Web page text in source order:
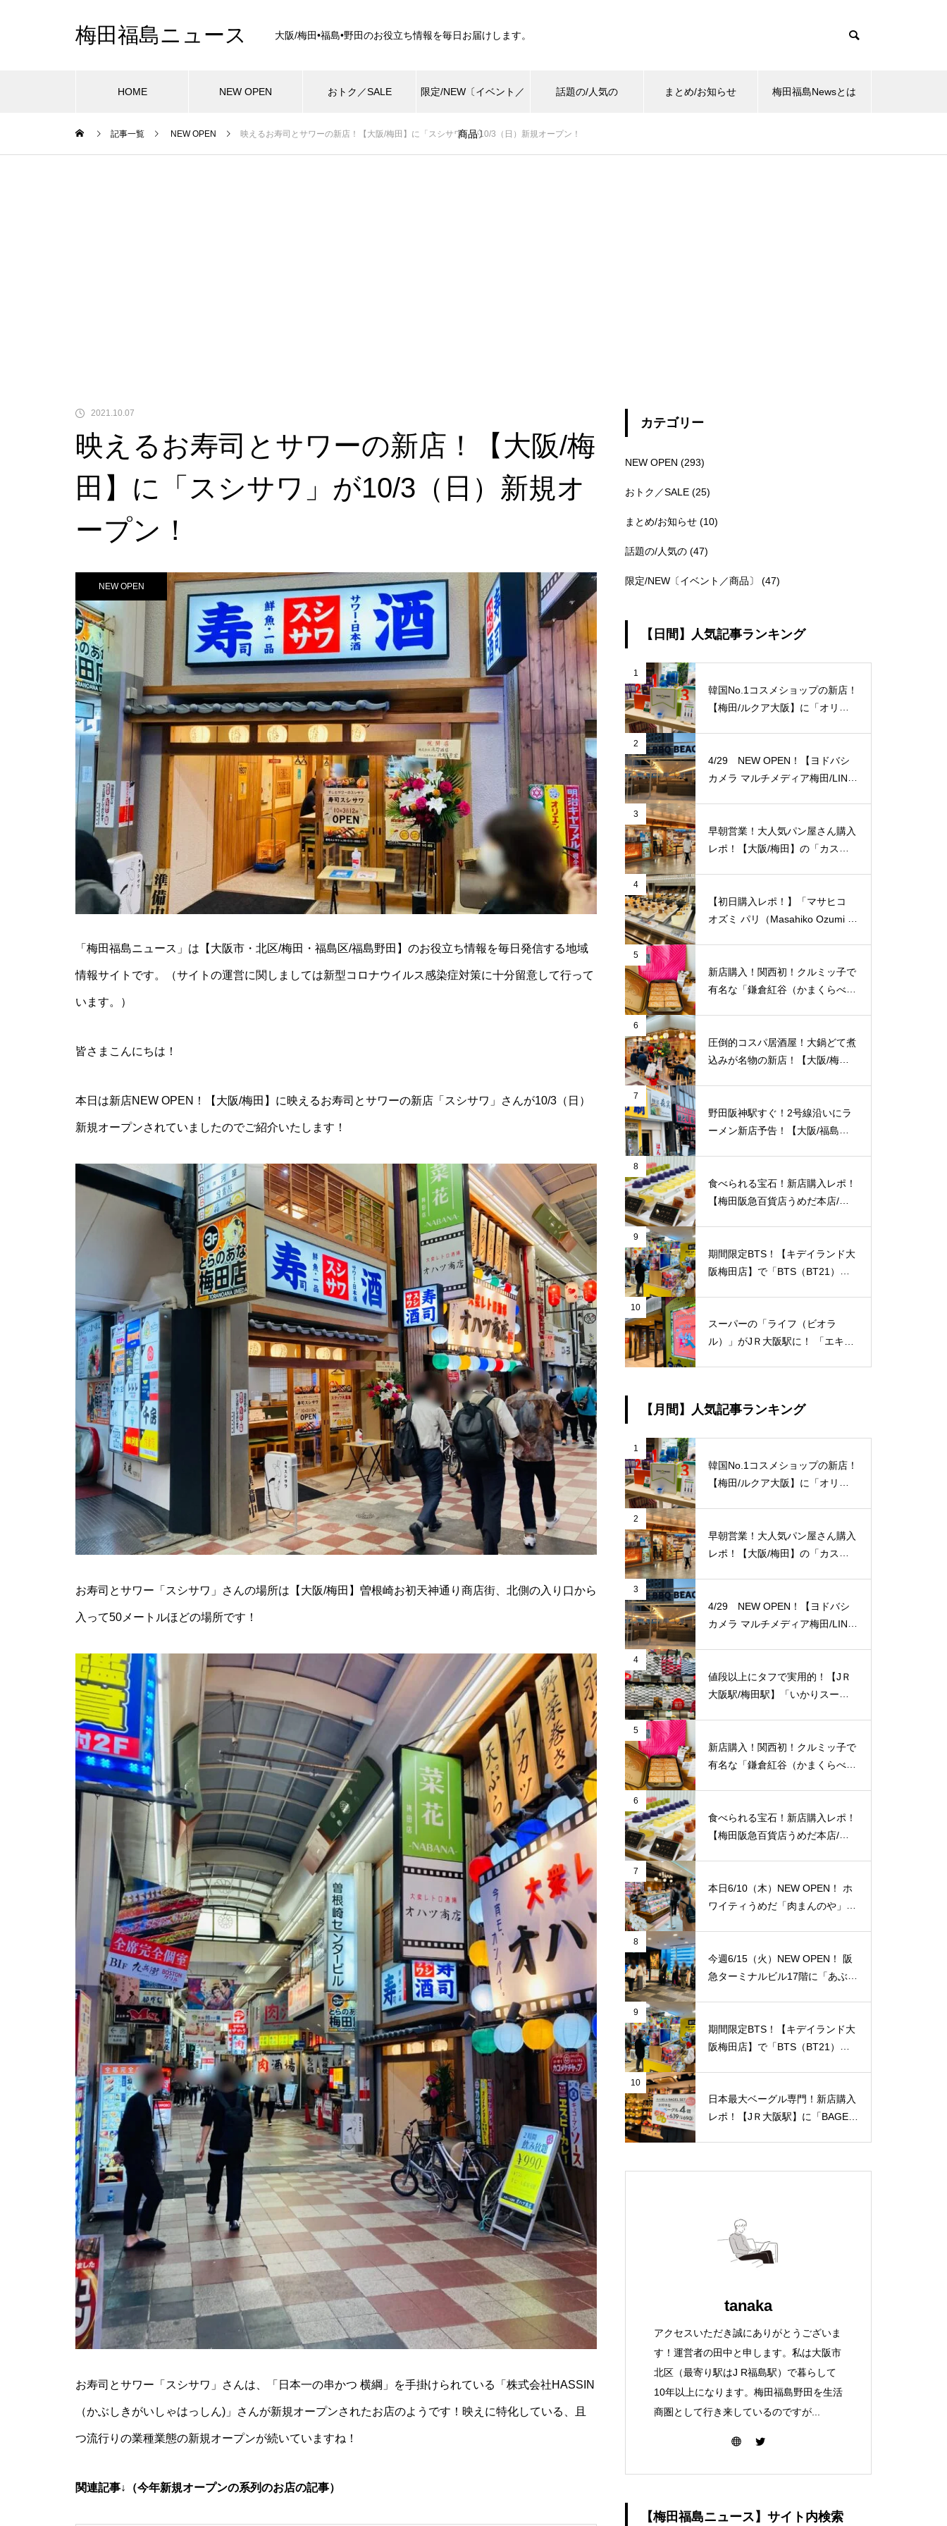
梅田福島ニュース 大阪/梅田•福島•野田のお役立ち情報を毎日お届けします。
HOME NEW OPEN おトク／SALE 限定/NEW〔イベント／
商品〕
話題の/人気の まとめ/お知らせ 梅田福島Newsとは
記事一覧 NEW OPEN 映えるお寿司とサワーの新店！【大阪/梅田】に「スシサワ」が10/3（日）新規オープン！
2021.10.07
映えるお寿司とサワーの新店！【大阪/梅
田】に「スシサワ」が10/3（日）新規オ
ープン！
NEW OPEN
「梅田福島ニュース」は【大阪市・北区/梅田・福島区/福島野田】のお役立ち情報を毎日発信する地域
情報サイトです。（サイトの運営に関しましては新型コロナウイルス感染症対策に十分留意して行って
います。）
皆さまこんにちは！
本日は新店NEW OPEN！【大阪/梅田】に映えるお寿司とサワーの新店「スシサワ」さんが10/3（日）
新規オープンされていましたのでご紹介いたします！
お寿司とサワー「スシサワ」さんの場所は【大阪/梅田】曽根崎お初天神通り商店街、北側の入り口から
入って50メートルほどの場所です！
お寿司とサワー「スシサワ」さんは、「日本一の串かつ 横綱」を手掛けられている「株式会社HASSIN
（かぶしきがいしゃはっしん)」さんが新規オープンされたお店のようです！映えに特化している、且
つ流行りの業種業態の新規オープンが続いていますね！
関連記事↓（今年新規オープンの系列のお店の記事）
カテゴリー
NEW OPEN (293)
おトク／SALE (25)
まとめ/お知らせ (10)
話題の/人気の (47)
限定/NEW〔イベント／商品〕 (47)
【日間】人気記事ランキング
1
韓国No.1コスメショップの新店！
【梅田/ルクア大阪】に「オリー
2
4/29 NEW OPEN！【ヨドバシ
カメラ マルチメディア梅田/LINK
キュービーチ）がオープン！【J
Ｒ大阪駅/梅田駅】
3
早朝営業！大人気パン屋さん購入
レポ！【大阪/梅田】の「カスカ
4
【初日購入レポ！】「マサヒコ
オズミ パリ（Masahiko Ozumi P
を徹底レポート！
5
新店購入！関西初！クルミッ子で
有名な「鎌倉紅谷（かまくらべに
ン！
6
圧倒的コスパ居酒屋！大鍋どて煮
込みが名物の新店！【大阪/梅田/
7
野田阪神駅すぐ！2号線沿いにラ
ーメン新店予告！【大阪/福島区/
8
食べられる宝石！新店購入レポ！
【梅田阪急百貨店うめだ本店/大
9
期間限定BTS！【キデイランド大
阪梅田店】で「BTS（BT21）」
10
スーパーの「ライフ（ビオラ
ル）」がJＲ大阪駅に！ 「エキマ
【月間】人気記事ランキング
1
韓国No.1コスメショップの新店！
【梅田/ルクア大阪】に「オリー
2
早朝営業！大人気パン屋さん購入
レポ！【大阪/梅田】の「カスカ
3
4/29 NEW OPEN！【ヨドバシ
カメラ マルチメディア梅田/LINK
キュービーチ）がオープン！【J
Ｒ大阪駅/梅田駅】
4
値段以上にタフで実用的！【JＲ
大阪駅/梅田駅】「いかりスーパ
はここだけ！
5
新店購入！関西初！クルミッ子で
有名な「鎌倉紅谷（かまくらべに
ン！
6
食べられる宝石！新店購入レポ！
【梅田阪急百貨店うめだ本店/大
7
本日6/10（木）NEW OPEN！ ホ
ワイティうめだ「肉まんのや」が
切り100g/75円！ 私が知る限り
地域最安値と思います！【JＲ大
8
今週6/15（火）NEW OPEN！ 阪
急ターミナルビル17階に「あぶり
産牛焼肉食べ放題！ 「阪急トッ
プビアガーデン」のビルです。1
9
期間限定BTS！【キデイランド大
阪梅田店】で「BTS（BT21）」
10
日本最大ベーグル専門！新店購入
レポ！【JＲ大阪駅】に「BAGEL
HOP」が1/7（金）新規オープ
tanaka
アクセスいただき誠にありがとうございま
す！運営者の田中と申します。私は大阪市
北区（最寄り駅はJ R福島駅）で暮らして
10年以上になります。梅田福島野田を生活
商圏として行き来しているのですが...
【梅田福島ニュース】サイト内検索